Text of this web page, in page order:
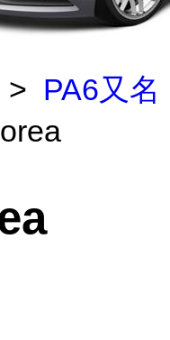
> PA6又名